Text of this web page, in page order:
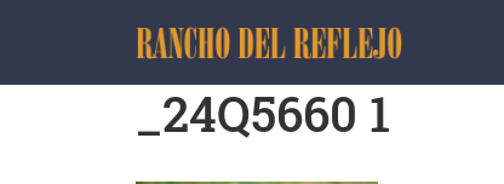
_24Q5660 1